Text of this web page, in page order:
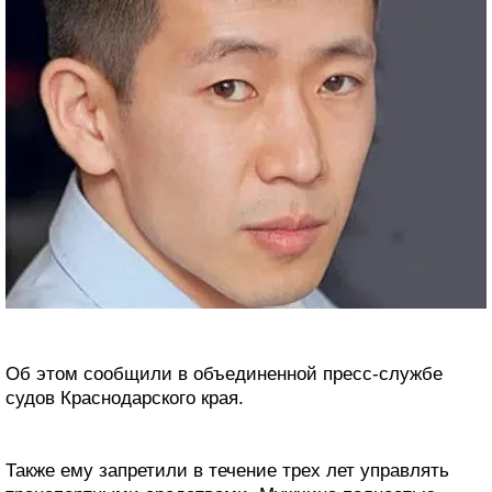
Об этом сообщили в объединенной пресс-службе
судов Краснодарского края.
Также ему запретили в течение трех лет управлять